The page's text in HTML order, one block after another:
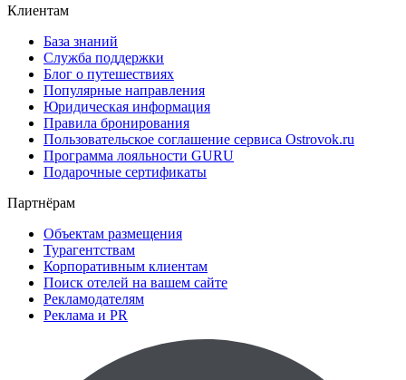
Клиентам
База знаний
Служба поддержки
Блог о путешествиях
Популярные направления
Юридическая информация
Правила бронирования
Пользовательское соглашение сервиса Ostrovok.ru
Программа лояльности GURU
Подарочные сертификаты
Партнёрам
Объектам размещения
Турагентствам
Корпоративным клиентам
Поиск отелей на вашем сайте
Рекламодателям
Реклама и PR